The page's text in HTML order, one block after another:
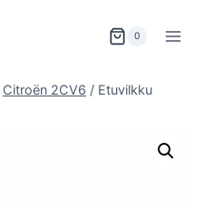
0
Citroën 2CV6 / Etuvilkku